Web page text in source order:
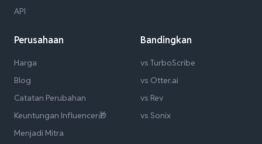
API
Perusahaan
Harga
Blog
Catatan Perubahan
Keuntungan Influencer🎁
Menjadi Mitra
Bandingkan
vs TurboScribe
vs Otter.ai
vs Rev
vs Sonix